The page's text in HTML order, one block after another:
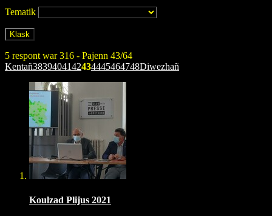
Tematik
5 respont war 316 - Pajenn 43/64
Kentañ3839404142434445464748Diwezhañ
Koulzad Plijus 2021